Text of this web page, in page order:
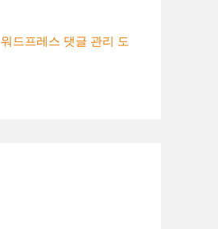
워드프레스 댓글 관리 도